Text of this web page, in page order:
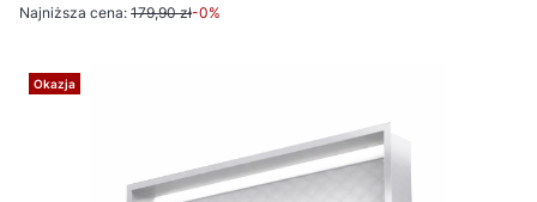
Najniższa cena: 179,90 zł-0%
Okazja